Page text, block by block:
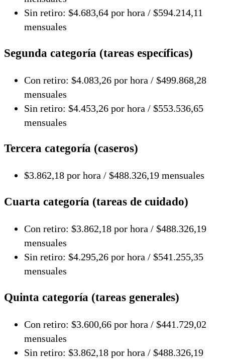
Sin retiro: $4.683,64 por hora / $594.214,11
mensuales
Segunda categoría (tareas específicas)
Con retiro: $4.083,26 por hora / $499.868,28
mensuales
Sin retiro: $4.453,26 por hora / $553.536,65
mensuales
Tercera categoría (caseros)
$3.862,18 por hora / $488.326,19 mensuales
Cuarta categoría (tareas de cuidado)
Con retiro: $3.862,18 por hora / $488.326,19
mensuales
Sin retiro: $4.295,26 por hora / $541.255,35
mensuales
Quinta categoría (tareas generales)
Con retiro: $3.600,66 por hora / $441.729,02
mensuales
Sin retiro: $3.862,18 por hora / $488.326,19